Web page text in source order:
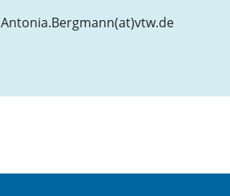
Antonia.Bergmann(at)vtw.de